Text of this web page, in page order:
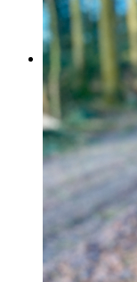
Pladsen
Camping